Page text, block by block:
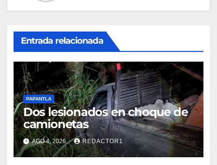
Entrada relacionada
PAPANTLA
Dos lesionados en choque de
camionetas
AGO 4, 2026 REDACTOR1